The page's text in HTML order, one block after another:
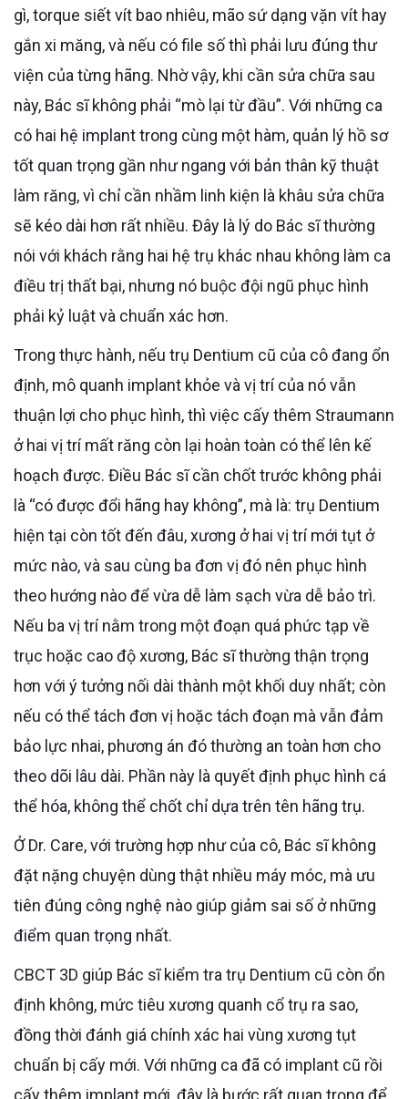
gì, torque siết vít bao nhiêu, mão sứ dạng vặn vít hay
gắn xi măng, và nếu có file số thì phải lưu đúng thư
viện của từng hãng. Nhờ vậy, khi cần sửa chữa sau
này, Bác sĩ không phải “mò lại từ đầu”. Với những ca
có hai hệ implant trong cùng một hàm, quản lý hồ sơ
tốt quan trọng gần như ngang với bản thân kỹ thuật
làm răng, vì chỉ cần nhầm linh kiện là khâu sửa chữa
sẽ kéo dài hơn rất nhiều. Đây là lý do Bác sĩ thường
nói với khách rằng hai hệ trụ khác nhau không làm ca
điều trị thất bại, nhưng nó buộc đội ngũ phục hình
phải kỷ luật và chuẩn xác hơn.
Trong thực hành, nếu trụ Dentium cũ của cô đang ổn
định, mô quanh implant khỏe và vị trí của nó vẫn
thuận lợi cho phục hình, thì việc cấy thêm Straumann
ở hai vị trí mất răng còn lại hoàn toàn có thể lên kế
hoạch được. Điều Bác sĩ cần chốt trước không phải
là “có được đổi hãng hay không”, mà là: trụ Dentium
hiện tại còn tốt đến đâu, xương ở hai vị trí mới tụt ở
mức nào, và sau cùng ba đơn vị đó nên phục hình
theo hướng nào để vừa dễ làm sạch vừa dễ bảo trì.
Nếu ba vị trí nằm trong một đoạn quá phức tạp về
trục hoặc cao độ xương, Bác sĩ thường thận trọng
hơn với ý tưởng nối dài thành một khối duy nhất; còn
nếu có thể tách đơn vị hoặc tách đoạn mà vẫn đảm
bảo lực nhai, phương án đó thường an toàn hơn cho
theo dõi lâu dài. Phần này là quyết định phục hình cá
thể hóa, không thể chốt chỉ dựa trên tên hãng trụ.
Ở Dr. Care, với trường hợp như của cô, Bác sĩ không
đặt nặng chuyện dùng thật nhiều máy móc, mà ưu
tiên đúng công nghệ nào giúp giảm sai số ở những
điểm quan trọng nhất.
CBCT 3D giúp Bác sĩ kiểm tra trụ Dentium cũ còn ổn
định không, mức tiêu xương quanh cổ trụ ra sao,
đồng thời đánh giá chính xác hai vùng xương tụt
chuẩn bị cấy mới. Với những ca đã có implant cũ rồi
cấy thêm implant mới, đây là bước rất quan trọng để